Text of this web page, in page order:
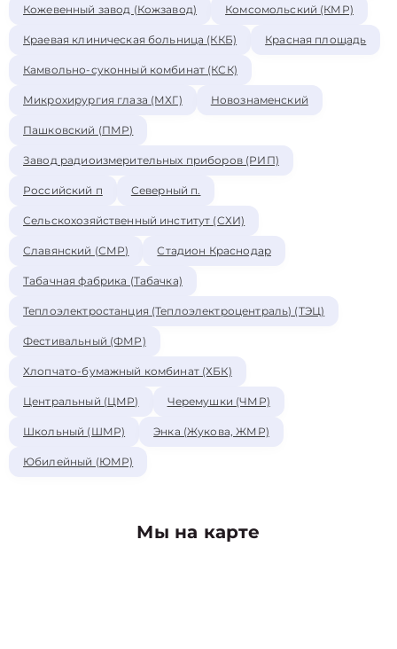
Кожевенный завод (Кожзавод) Комсомольский (КМР)
Краевая клиническая больница (ККБ) Красная площадь
Камвольно-суконный комбинат (КСК)
Микрохирургия глаза (МХГ) Новознаменский
Пашковский (ПМР)
Завод радиоизмерительных приборов (РИП)
Российский п Северный п.
Сельскохозяйственный институт (СХИ)
Славянский (СМР) Стадион Краснодар
Табачная фабрика (Табачка)
Теплоэлектростанция (Теплоэлектроцентраль) (ТЭЦ)
Фестивальный (ФМР)
Хлопчато-бумажный комбинат (ХБК)
Центральный (ЦМР) Черемушки (ЧМР)
Школьный (ШМР) Энка (Жукова, ЖМР)
Юбилейный (ЮМР)
Мы на карте